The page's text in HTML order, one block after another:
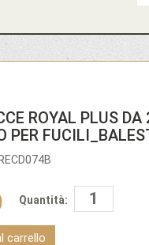
ROYAL PLUS DA
PER
Quantità:
carrello